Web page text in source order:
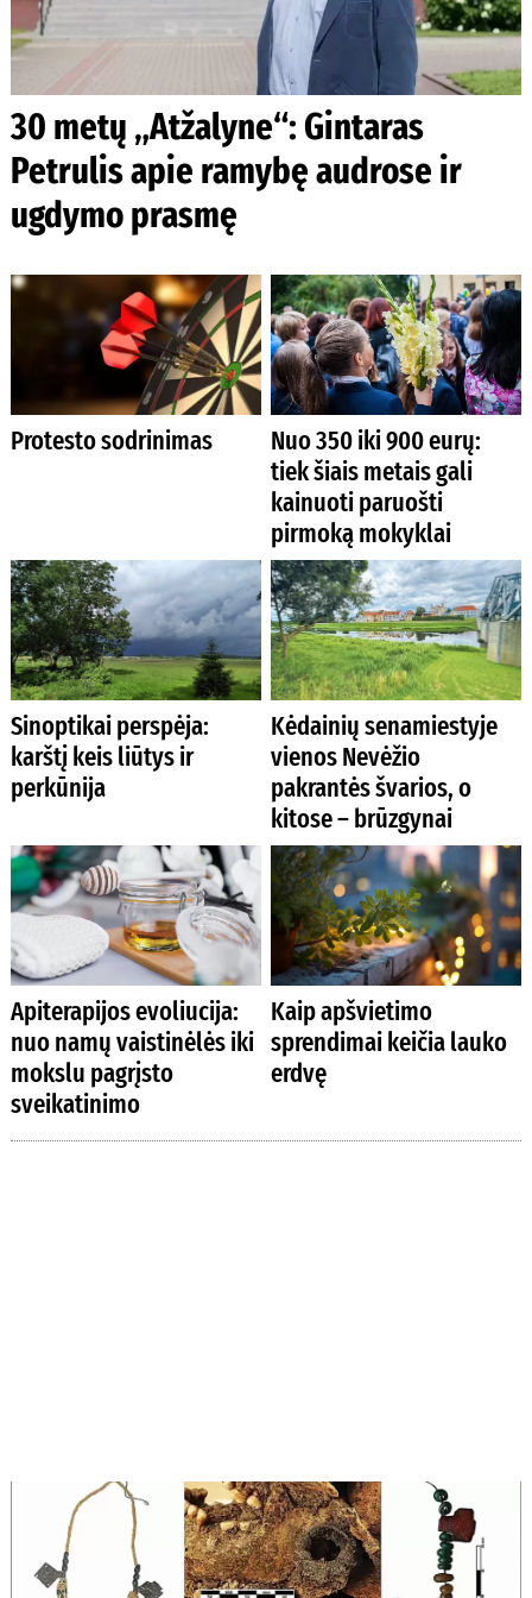
30 metų „Atžalyne“: Gintaras
Petrulis apie ramybę audrose ir
ugdymo prasmę
Protesto sodrinimas
Nuo 350 iki 900 eurų:
tiek šiais metais gali
kainuoti paruošti
pirmoką mokyklai
Sinoptikai perspėja:
karštį keis liūtys ir
perkūnija
Kėdainių senamiestyje
vienos Nevėžio
pakrantės švarios, o
kitose – brūzgynai
Apiterapijos evoliucija:
nuo namų vaistinėlės iki
mokslu pagrįsto
sveikatinimo
Kaip apšvietimo
sprendimai keičia lauko
erdvę